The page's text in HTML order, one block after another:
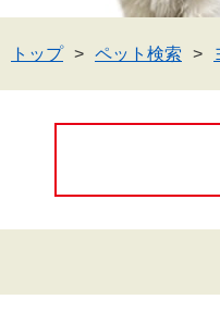
トップ ペット検索